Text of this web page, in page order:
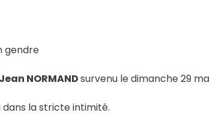
gendre
Jean NORMANDsurvenu le dimanche 29
dans la stricte intimité.